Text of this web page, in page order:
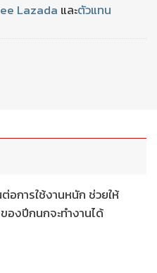
Lazada และตัวแทน
การใช้งานหนัก ช่วยให้
องปีกนกจะทำงานได้